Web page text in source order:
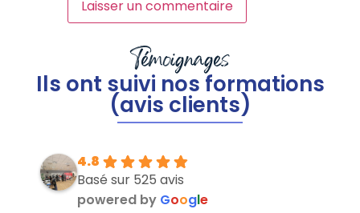
Témoignages
Ils ont suivi nos formations
(avis clients)
4.8
Basé sur 525 avis
powered by Google